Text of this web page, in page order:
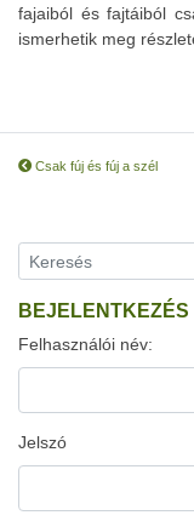
fajaiból és fajtáiból
ismerhetik meg
Csak fúj és fúj a szél
BEJELENTKEZÉS
Felhasználói név:
Jelszó